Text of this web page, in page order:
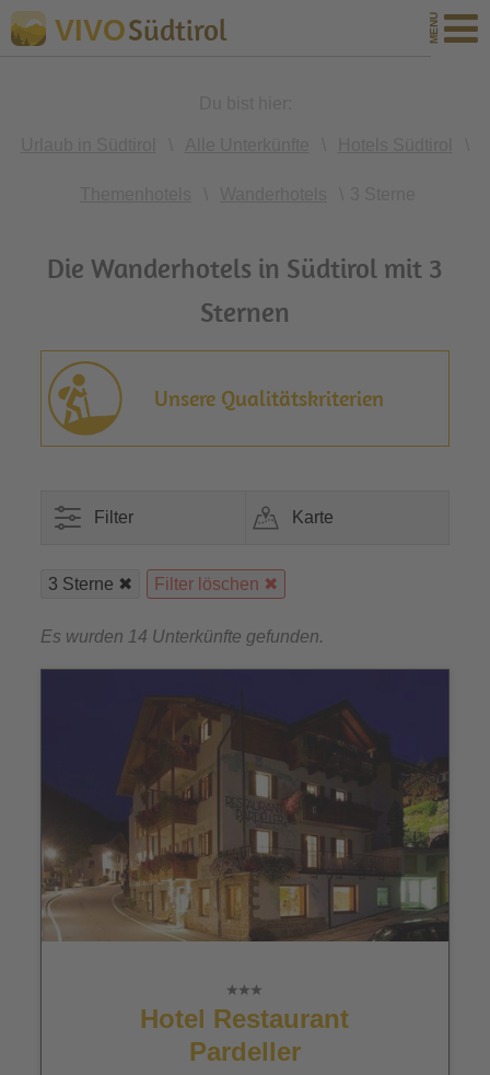
VIVOSüdtirol
Die Wanderhotels in Südtirol mit 3
Sternen
Unsere Qualitätskriterien
Filter Karte
3 Sterne Filter löschen
Es wurden 14 Unterkünfte gefunden.
Hotel Restaurant
Pardeller